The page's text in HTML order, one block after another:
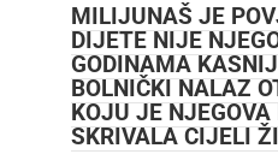
MILIJUNAŠ JE
DIJETE NIJE
GODINAMA
BOLNIČKI NALAZ
KOJU JE
SKRIVALA CIJELI